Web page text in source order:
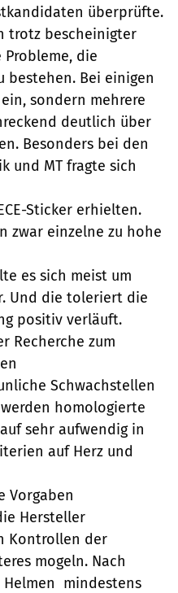
überprüfte.
trotz bescheinigter
Probleme, die
bestehen. Bei einigen
sondern mehrere
deutlich über
Besonders bei den
und MT fragte sich
Sticker erhielten.
zwar einzelne zu hohe
es sich meist um
Und die toleriert die
positiv verläuft.
Recherche zum
Schwachstellen
werden homologierte
sehr aufwendig in
auf Herz und
Vorgaben
Hersteller
Kontrollen der
mogeln. Nach
 mindestens